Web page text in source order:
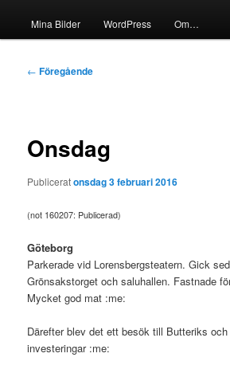
Mina Bilder WordPress Om…
Inläggsnavigering
← Föregående
Onsdag
Publiceratonsdag 3 februari 2016
(not 160207: Publicerad)
Göteborg
Parkerade vid Lorensbergsteatern. Gick
Grönsakstorget och saluhallen. Fastnade
Mycket god mat :me:
Därefter blev det ett besök till Butteriks
investeringar :me: